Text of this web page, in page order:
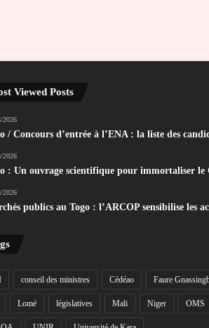
Viewed Posts
2026
/ Concours d’entrée à l’ENA : la liste des
2026
: Un ouvrage scientifique pour immortaliser
2026
publics au Togo : l’ARCOP sensibilise les
conseil des ministres Cédéao Faure
Lomé législatives Mali Niger OMS